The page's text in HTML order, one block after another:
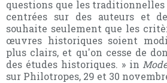
questions que les
centrées sur des auteurs et
souhaite seulement que les
œuvres historiques soient
plus clairs, et qu'on cesse de
des études historiques. » in
sur Philotropes, 29 et 30